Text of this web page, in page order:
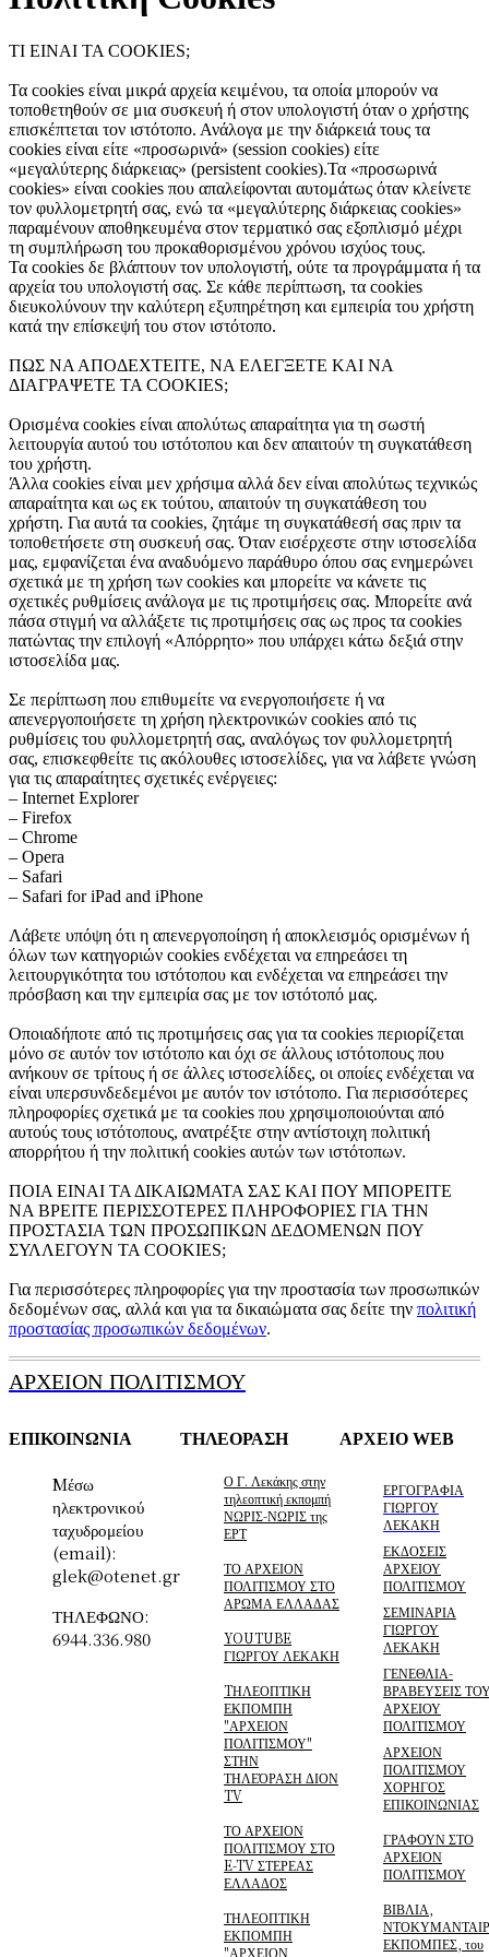
ΤΙ ΕΙΝΑΙ ΤΑ COOKIES;
Τα cookies είναι μικρά αρχεία κειμένου, τα οποία μπορούν να
τοποθετηθούν σε μια συσκευή ή στον υπολογιστή όταν ο χρήστης
επισκέπτεται τον ιστότοπο. Ανάλογα με την διάρκειά τους τα
cookies είναι είτε «προσωρινά» (session cookies) είτε
«μεγαλύτερης διάρκειας» (persistent cookies).Τα «προσωρινά
cookies» είναι cookies που απαλείφονται αυτομάτως όταν κλείνετε
τον φυλλομετρητή σας, ενώ τα «μεγαλύτερης διάρκειας cookies»
παραμένουν αποθηκευμένα στον τερματικό σας εξοπλισμό μέχρι
τη συμπλήρωση του προκαθορισμένου χρόνου ισχύος τους.
Τα cookies δε βλάπτουν τον υπολογιστή, ούτε τα προγράμματα ή τα
αρχεία του υπολογιστή σας. Σε κάθε περίπτωση, τα cookies
διευκολύνουν την καλύτερη εξυπηρέτηση και εμπειρία του χρήστη
κατά την επίσκεψή του στον ιστότοπο.
ΠΩΣ ΝΑ ΑΠΟΔΕΧΤΕΙΤΕ, ΝΑ ΕΛΕΓΞΕΤΕ ΚΑΙ ΝΑ
ΔΙΑΓΡΑΨΕΤΕ ΤΑ COOKIES;
Ορισμένα cookies είναι απολύτως απαραίτητα για τη σωστή
λειτουργία αυτού του ιστότοπου και δεν απαιτούν τη συγκατάθεση
του χρήστη.
Άλλα cookies είναι μεν χρήσιμα αλλά δεν είναι απολύτως τεχνικώς
απαραίτητα και ως εκ τούτου, απαιτούν τη συγκατάθεση του
χρήστη. Για αυτά τα cookies, ζητάμε τη συγκατάθεσή σας πριν τα
τοποθετήσετε στη συσκευή σας. Όταν εισέρχεστε στην ιστοσελίδα
μας, εμφανίζεται ένα αναδυόμενο παράθυρο όπου σας ενημερώνει
σχετικά με τη χρήση των cookies και μπορείτε να κάνετε τις
σχετικές ρυθμίσεις ανάλογα με τις προτιμήσεις σας. Μπορείτε ανά
πάσα στιγμή να αλλάξετε τις προτιμήσεις σας ως προς τα cookies
πατώντας την επιλογή «Απόρρητο» που υπάρχει κάτω δεξιά στην
ιστοσελίδα μας.
Σε περίπτωση που επιθυμείτε να ενεργοποιήσετε ή να
απενεργοποιήσετε τη χρήση ηλεκτρονικών cookies από τις
ρυθμίσεις του φυλλομετρητή σας, αναλόγως τον φυλλομετρητή
σας, επισκεφθείτε τις ακόλουθες ιστοσελίδες, για να λάβετε γνώση
για τις απαραίτητες σχετικές ενέργειες:
– Internet Explorer
– Firefox
– Chrome
– Opera
– Safari
– Safari for iPad and iPhone
Λάβετε υπόψη ότι η απενεργοποίηση ή αποκλεισμός ορισμένων ή
όλων των κατηγοριών cookies ενδέχεται να επηρεάσει τη
λειτουργικότητα του ιστότοπου και ενδέχεται να επηρεάσει την
πρόσβαση και την εμπειρία σας με τον ιστότοπό μας.
Οποιαδήποτε από τις προτιμήσεις σας για τα cookies περιορίζεται
μόνο σε αυτόν τον ιστότοπο και όχι σε άλλους ιστότοπους που
ανήκουν σε τρίτους ή σε άλλες ιστοσελίδες, οι οποίες ενδέχεται να
είναι υπερσυνδεδεμένοι με αυτόν τον ιστότοπο. Για περισσότερες
πληροφορίες σχετικά με τα cookies που χρησιμοποιούνται από
αυτούς τους ιστότοπους, ανατρέξτε στην αντίστοιχη πολιτική
απορρήτου ή την πολιτική cookies αυτών των ιστότοπων.
ΠΟΙΑ ΕΙΝΑΙ ΤΑ ΔΙΚΑΙΩΜΑΤΑ ΣΑΣ ΚΑΙ ΠΟΥ ΜΠΟΡΕΙΤΕ
ΝΑ ΒΡΕΙΤΕ ΠΕΡΙΣΣΟΤΕΡΕΣ ΠΛΗΡΟΦΟΡΙΕΣ ΓΙΑ ΤΗΝ
ΠΡΟΣΤΑΣΙΑ ΤΩΝ ΠΡΟΣΩΠΙΚΩΝ ΔΕΔΟΜΕΝΩΝ ΠΟΥ
ΣΥΛΛΕΓΟΥΝ ΤΑ COOKIES;
Για περισσότερες πληροφορίες για την προστασία των προσωπικών
δεδομένων σας, αλλά και για τα δικαιώματα σας δείτε την πολιτική
προστασίας προσωπικών δεδομένων.
ΑΡΧΕΙΟΝ ΠΟΛΙΤΙΣΜΟΥ
ΕΠΙΚΟΙΝΩΝΙΑ
Mέσω
ηλεκτρονικού
ταχυδρομείου
(email):
glek@otenet.gr
ΤΗΛΕΦΩΝΟ:
6944.336.980
ΤΗΛΕΟΡΑΣΗ
Ο Γ. Λεκάκης στην
τηλεοπτική εκπομπή
ΝΩΡΙΣ-ΝΩΡΙΣ της
ΕΡΤ
ΤΟ ΑΡΧΕΙΟΝ
ΠΟΛΙΤΙΣΜΟΥ ΣΤΟ
ΑΡΩΜΑ ΕΛΛΑΔΑΣ
YOUTUBE
ΓΙΩΡΓΟΥ ΛΕΚΑΚΗ
TΗΛΕΟΠΤΙΚΗ
ΕΚΠΟΜΠΗ
"ΑΡΧΕΙΟΝ
ΠΟΛΙΤΙΣΜΟΥ"
ΣΤΗΝ
ΤΗΛΕΌΡΑΣΗ ΔΙΟΝ
TV
ΤΟ ΑΡΧΕΙΟΝ
ΠΟΛΙΤΙΣΜΟΥ ΣΤΟ
E-TV ΣΤΕΡΕΑΣ
ΕΛΛΑΔΟΣ
ΤΗΛΕΟΠΤΙΚΗ
ΕΚΠΟΜΠΗ
"ΑΡΧΕΙΟΝ
ΑΡΧΕΙΟ WEB
ΕΡΓΟΓΡΑΦΙΑ
ΓΙΩΡΓΟΥ
ΛΕΚΑΚΗ
ΕΚΔΟΣΕΙΣ
ΑΡΧΕΙΟΥ
ΠΟΛΙΤΙΣΜΟΥ
ΣΕΜΙΝΑΡΙΑ
ΓΙΩΡΓΟΥ
ΛΕΚΑΚΗ
ΓΕΝΕΘΛΙΑ-
ΒΡΑΒΕΥΣΕΙΣ
ΑΡΧΕΙΟΥ
ΠΟΛΙΤΙΣΜΟΥ
ΑΡΧΕΙΟΝ
ΠΟΛΙΤΙΣΜΟΥ
ΧΟΡΗΓΟΣ
ΕΠΙΚΟΙΝΩΝΙΑΣ
ΓΡΑΦΟΥΝ ΣΤΟ
ΑΡΧΕΙΟΝ
ΠΟΛΙΤΙΣΜΟΥ
ΒΙΒΛΙΑ,
ΕΚΠΟΜΠΕΣ, του